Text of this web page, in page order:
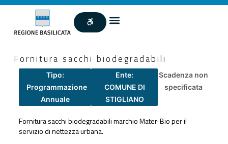
Fornitura sacchi biodegradabili
Tipo:
Programmazione
Annuale
Ente:
COMUNE DI
STIGLIANO
Scadenza non
specificata
Fornitura sacchi biodegradabili marchio Mater-Bio per il
servizio di nettezza urbana.